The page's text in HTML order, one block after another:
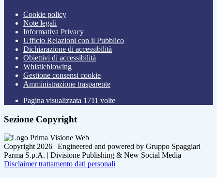
Cookie policy
Note legali
Informativa Privacy
Ufficio Relazioni con il Pubblico
Dichiarazione di accessibilità
Obiettivi di accessibilità
Whistleblowing
Gestione consensi cookie
Amministrazione trasparente
Pagina visualizzata 1711 volte
Sezione Copyright
Copyright 2026 | Engineered and powered by Gruppo Spaggiari
Parma S.p.A. | Divisione Publishing & New Social Media
Disclaimer trattamento dati personali